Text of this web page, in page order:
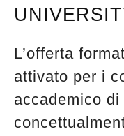
L’offerta
attivato per i
accademico